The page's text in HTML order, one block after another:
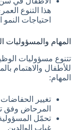
هذا التنوع
احتياجات
المهام والمسؤوليات
تتنوع مسؤوليات
للأطفال والاهتمام
المهام:
تغيير
المرحاض وفق
تحمّل
غياب الوالدين